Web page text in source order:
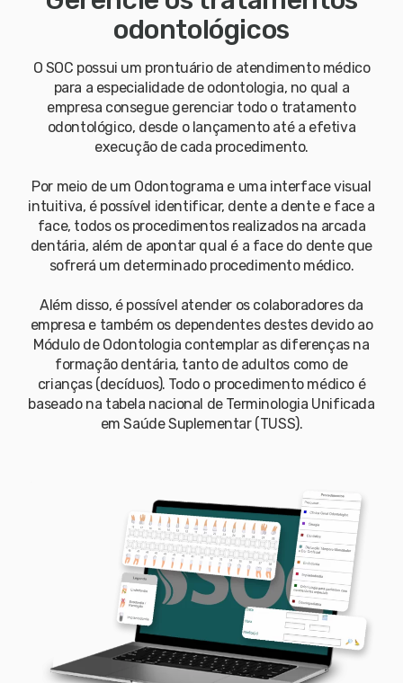
odontológicos
O SOC possui um prontuário de atendimento médico
para a especialidade de odontologia, no qual a
empresa consegue gerenciar todo o tratamento
odontológico, desde o lançamento até a efetiva
execução de cada procedimento.
Por meio de um Odontograma e uma interface visual
intuitiva, é possível identificar, dente a dente e face a
face, todos os procedimentos realizados na arcada
dentária, além de apontar qual é a face do dente que
sofrerá um determinado procedimento médico.
Além disso, é possível atender os colaboradores da
empresa e também os dependentes destes devido ao
Módulo de Odontologia contemplar as diferenças na
formação dentária, tanto de adultos como de
crianças (decíduos). Todo o procedimento médico é
baseado na tabela nacional de Terminologia Unificada
em Saúde Suplementar (TUSS).